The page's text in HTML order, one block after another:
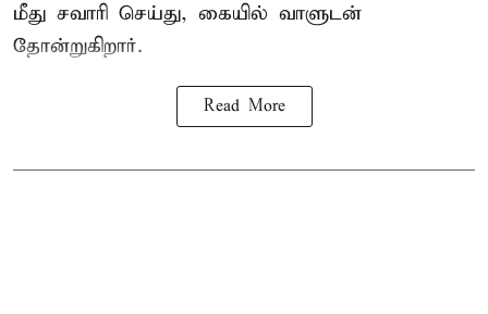
மீது சவாரி செய்து, கையில் வாளுடன்
தோன்றுகிறார்.
Read More